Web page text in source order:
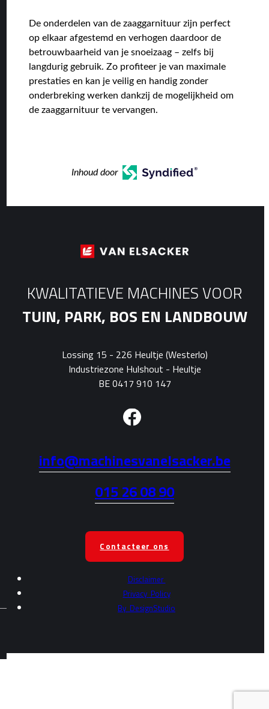
De onderdelen van de zaaggarnituur zijn perfect
op elkaar afgestemd en verhogen daardoor de
betrouwbaarheid van je snoeizaag – zelfs bij
langdurig gebruik. Zo profiteer je van maximale
prestaties en kan je veilig en handig zonder
onderbreking werken dankzij de mogelijkheid om
de zaaggarnituur te vervangen.
Inhoud door
KWALITATIEVE MACHINES VOOR
TUIN, PARK, BOS EN LANDBOUW
Lossing 15 - 226 Heultje (Westerlo)
Industriezone Hulshout - Heultje
BE 0417 910 147
info@machinesvanelsacker.be
015 26 08 90
Contacteer ons
Disclaimer
Privacy Policy
By DesignStudio